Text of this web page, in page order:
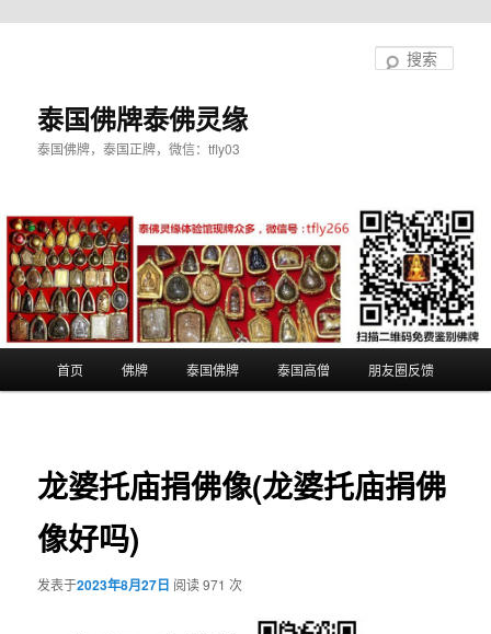
泰国佛牌泰佛灵缘
泰国佛牌，泰国正牌，微信：tfly03
首页 佛牌 泰国佛牌 泰国高僧 朋友圈反馈
龙婆托庙捐佛像(龙婆托庙捐佛
像好吗)
发表于2023年8月27日 阅读 971 次